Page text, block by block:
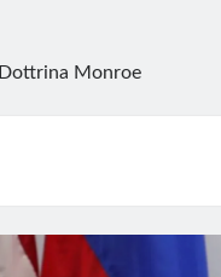
Dottrina Monroe